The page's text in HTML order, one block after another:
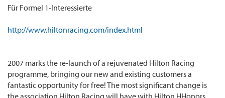
Für Formel 1-Interessierte
http://www.hiltonracing.com/index.html
2007 marks the re-launch of a rejuvenated Hilton Racing
programme, bringing our new and existing customers a
fantastic opportunity for free! The most significant change is